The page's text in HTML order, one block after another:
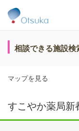
相談できる施設検
マップを見る
すこやか薬局新